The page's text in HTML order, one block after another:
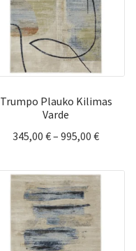
Trumpo Plauko Kilimas
Varde
345,00 €– 995,00 €Price
345,00 €